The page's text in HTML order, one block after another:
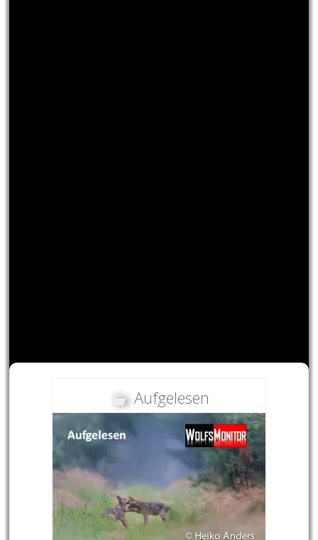
Aufgelesen